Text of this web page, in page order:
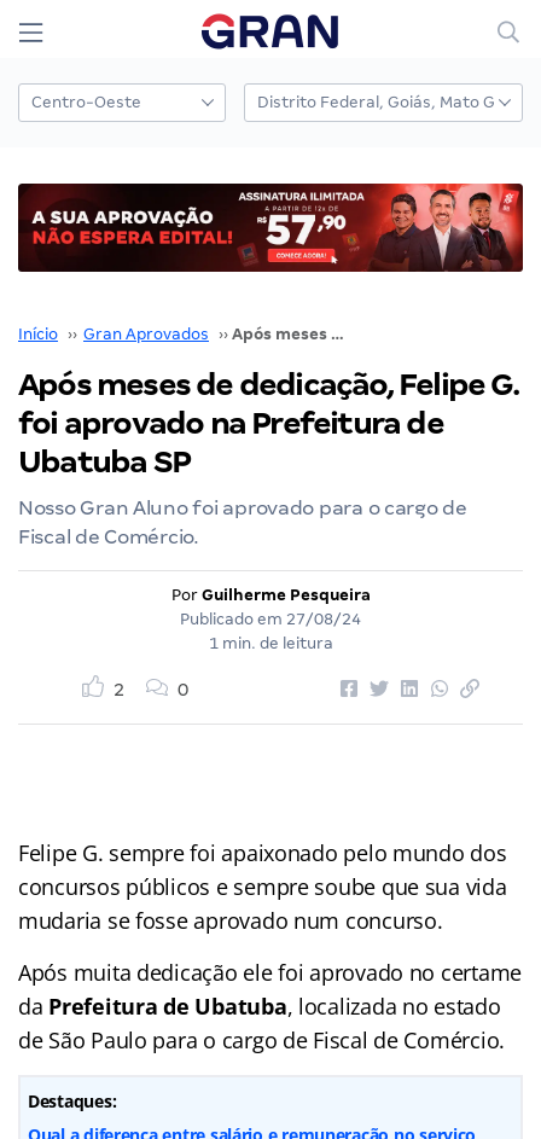
Início ›› Gran Aprovados ›› Após meses de dedicação, Felipe G. foi aprovado na Prefeitura de Ubatuba SP
Após meses de dedicação, Felipe G.
foi aprovado na Prefeitura de
Ubatuba SP
Nosso Gran Aluno foi aprovado para o cargo de
Fiscal de Comércio.
Por Guilherme Pesqueira
Publicado em 27/08/24
1 min. de leitura
2 0
Felipe G. sempre foi apaixonado pelo mundo dos
concursos públicos e sempre soube que sua vida
mudaria se fosse aprovado num concurso.
Após muita dedicação ele foi aprovado no certame
da Prefeitura de Ubatuba, localizada no estado
de São Paulo para o cargo de Fiscal de Comércio.
Destaques: